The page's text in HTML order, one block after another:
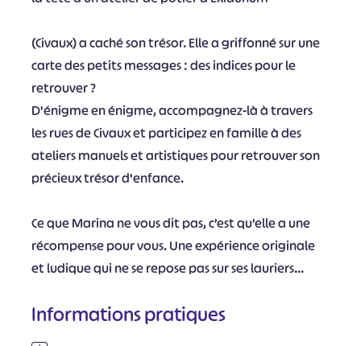
(Civaux) a caché son trésor. Elle a griffonné sur une
carte des petits messages : des indices pour le
retrouver ?
D'énigme en énigme, accompagnez-là à travers
les rues de Civaux et participez en famille à des
ateliers manuels et artistiques pour retrouver son
précieux trésor d'enfance.
Ce que Marina ne vous dit pas, c’est qu’elle a une
récompense pour vous. Une expérience originale
et ludique qui ne se repose pas sur ses lauriers…
Informations pratiques